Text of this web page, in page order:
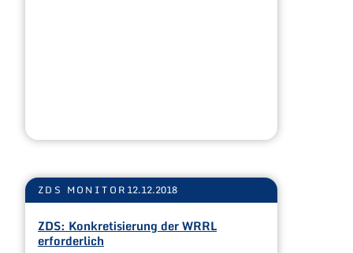
ZDS MONITOR 12.12.2018
ZDS: Konkretisierung der WRRL
erforderlich